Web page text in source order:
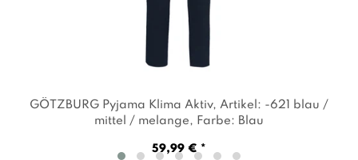
GÖTZBURG Pyjama Klima Aktiv, Artikel: -621 blau /
mittel / melange, Farbe: Blau
59,99 € *